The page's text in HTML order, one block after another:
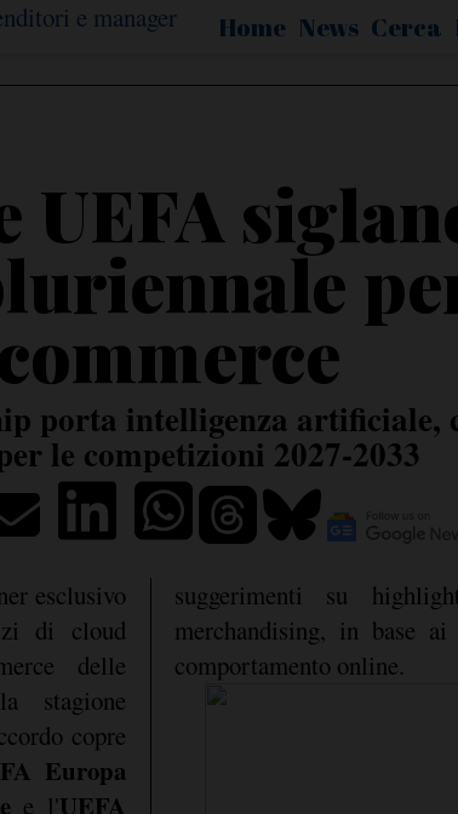
Home News Cerca
UEFA
porta intelligenza artificiale,
le competizioni 2027-2033
esclusivo
di cloud
delle
stagione
copre
Europa
e l'UEFA
suggerimenti su
merchandising, in base
comportamento online.